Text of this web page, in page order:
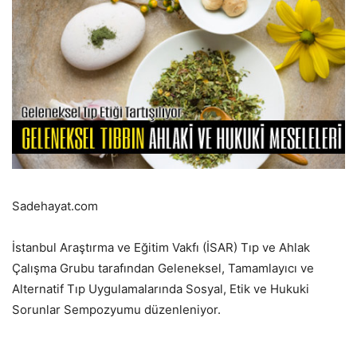
Sadehayat.com
İstanbul Araştırma ve Eğitim Vakfı (İSAR) Tıp ve Ahlak
Çalışma Grubu tarafından Geleneksel, Tamamlayıcı ve
Alternatif Tıp Uygulamalarında Sosyal, Etik ve Hukuki
Sorunlar Sempozyumu düzenleniyor.